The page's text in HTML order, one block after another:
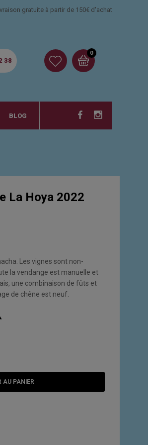
gratuite à partir de 150€ d'achat
38
0
BLOG
La Hoya 2022
Les vignes sont non-
la vendange est manuelle et
une combinaison de fûts et
de chêne est neuf.
AU PANIER